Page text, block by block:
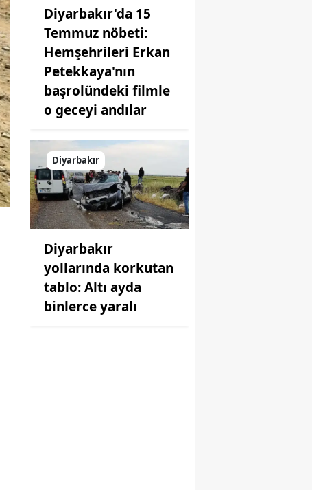
Diyarbakır'da 15
Temmuz nöbeti:
Hemşehrileri Erkan
Petekkaya'nın
başrolündeki filmle
o geceyi andılar
Diyarbakır
Diyarbakır
yollarında korkutan
tablo: Altı ayda
binlerce yaralı